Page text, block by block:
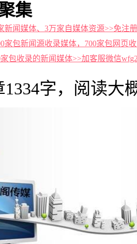
集
新闻媒体、3万家自媒体资源>>免注
家包新闻源收录媒体，700家包网页
包收录的新闻媒体>>加客服微信
字，阅读大